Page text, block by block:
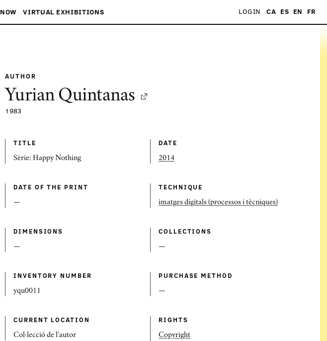
NOW VIRTUAL EXHIBITIONS LOGIN CA ES EN FR
AUTHOR
Yurian Quintanas
1983
TITLE
Sèrie: Happy Nothing
DATE
2014
DATE OF THE PRINT
—
TECHNIQUE
imatges digitals (processos i tècniques)
DIMENSIONS
—
COLLECTIONS
—
INVENTORY NUMBER
yqu0011
PURCHASE METHOD
—
CURRENT LOCATION
Col·lecció de l'autor
RIGHTS
Copyright